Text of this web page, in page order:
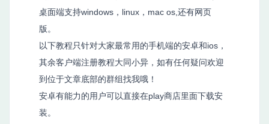
桌面端支持windows，linux，mac os,还有网页
版。
以下教程只针对大家最常用的手机端的安卓和ios，
其余客户端注册教程大同小异，如有任何疑问欢迎
到位于文章底部的群组找我哦！
安卓有能力的用户可以直接在play商店里面下载安
装。